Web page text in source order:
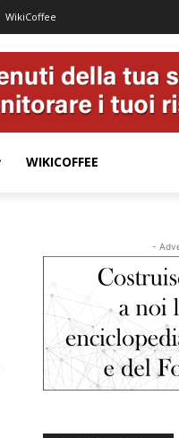
WikiCoffee
WIKICOFFEE
-